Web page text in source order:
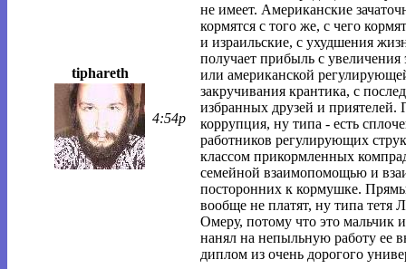
tiphareth
4:54p
не имеет. Американские
кормятся с того же, с чего
и израильские, с ухудшения
получает прибыль с увеличения
или американской
закручивания крантика, с
избранных друзей и приятелей.
коррупция, ну типа - есть
работников регулирующих
классом прикормленных
семейной взаимопомощью и
посторонних к кормушке.
вообще не платят, ну типа тетя
Омеру, потому что это мальчик
нанял на непыльную работу ее
диплом из очень дорогого